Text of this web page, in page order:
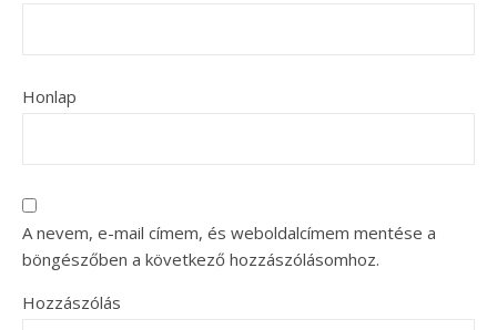
Honlap
A nevem, e-mail címem, és weboldalcímem mentése a
böngészőben a következő hozzászólásomhoz.
Hozzászólás